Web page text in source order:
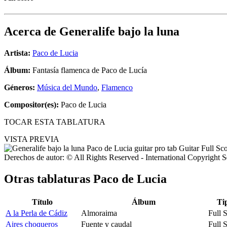
Acerca de Generalife bajo la luna
Artista: Paco de Lucia
Álbum: Fantasía flamenca de Paco de Lucía
Géneros: Música del Mundo, Flamenco
Compositor(es): Paco de Lucia
TOCAR ESTA TABLATURA
VISTA PREVIA
Derechos de autor: © All Rights Reserved - International Copyright
Otras tablaturas Paco de Lucia
Título Álbum
A la Perla de Cádiz
Almoraima
Full
Aires choqueros
Fuente y caudal
Full